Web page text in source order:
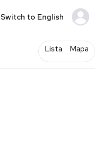
Switch to English
Lista Mapa